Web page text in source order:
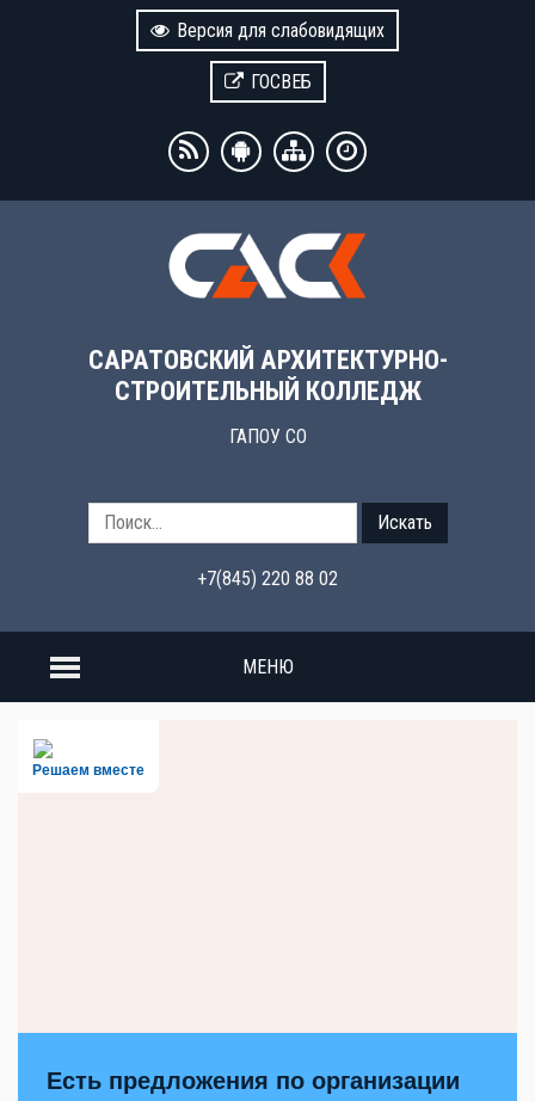
Версия для слабовидящих
ГОСВЕБ
САРАТОВСКИЙ АРХИТЕКТУРНО-
СТРОИТЕЛЬНЫЙ КОЛЛЕДЖ
ГАПОУ СО
Искать
+7(845) 220 88 02
МЕНЮ
Решаем вместе
Есть предложения по организации